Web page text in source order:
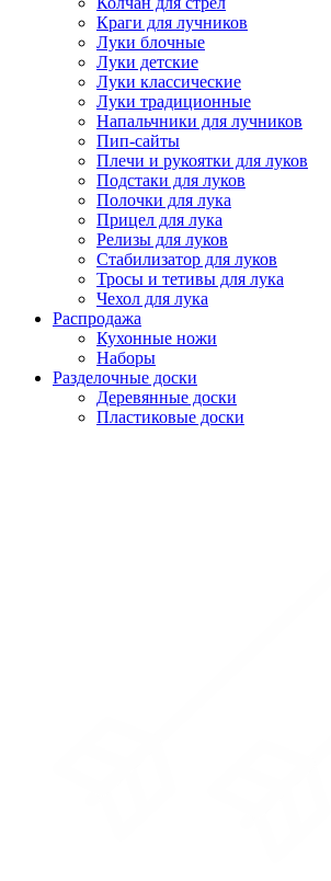
Краги для лучников
Луки блочные
Луки детские
Луки классические
Луки традиционные
Напальчники для лучников
Пип-сайты
Плечи и рукоятки для луков
Подстаки для луков
Полочки для лука
Прицел для лука
Релизы для луков
Стабилизатор для луков
Тросы и тетивы для лука
Чехол для лука
Распродажа
Кухонные ножи
Наборы
Разделочные доски
Деревянные доски
Пластиковые доски